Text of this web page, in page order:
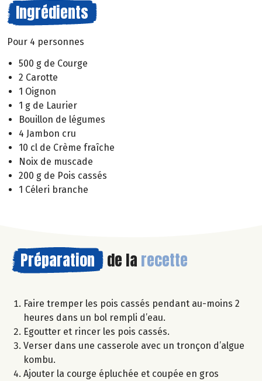
Ingrédients
Pour 4 personnes
500 g de Courge
2 Carotte
1 Oignon
1 g de Laurier
Bouillon de légumes
4 Jambon cru
10 cl de Crème fraîche
Noix de muscade
200 g de Pois cassés
1 Céleri branche
Préparation de la recette
Faire tremper les pois cassés pendant au-moins 2
heures dans un bol rempli d’eau.
Egoutter et rincer les pois cassés.
Verser dans une casserole avec un tronçon d’algue
kombu.
Ajouter la courge épluchée et coupée en gros